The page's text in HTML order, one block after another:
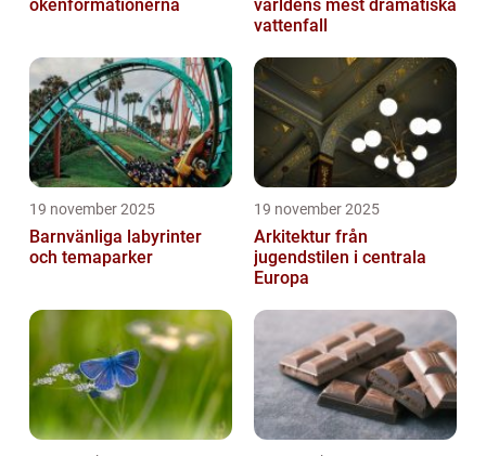
ökenformationerna
världens mest dramatiska
vattenfall
19 november 2025
Barnvänliga labyrinter
och temaparker
19 november 2025
Arkitektur från
jugendstilen i centrala
Europa